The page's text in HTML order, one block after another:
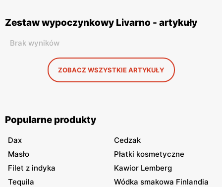
Zestaw wypoczynkowy Livarno - artykuły
Brak wyników
ZOBACZ WSZYSTKIE ARTYKUŁY
Popularne produkty
Dax
Cedzak
Masło
Płatki kosmetyczne
Filet z indyka
Kawior Lemberg
Tequila
Wódka smakowa Finlandia